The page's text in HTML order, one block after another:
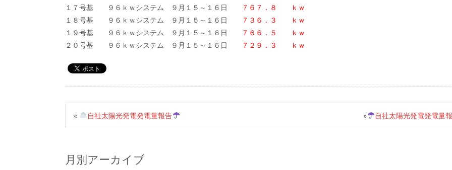
１７号基 ９６ｋｗシステム ９月１５～１６日
７６７．８ ｋｗ
１８号基 ９６ｋｗシステム ９月１５～１６日
７３６．３ ｋｗ
１９号基 ９６ｋｗシステム ９月１５～１６日
７６６．５ ｋｗ
２０号基 ９６ｋｗシステム ９月１５～１６日
７２９．３ ｋｗ
« 自社太陽光発電発電量報告 自社太陽光発電発電量
»
月別アーカイブ